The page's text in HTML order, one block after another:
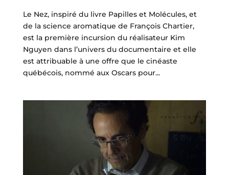
Le Nez, inspiré du livre Papilles et Molécules, et
de la science aromatique de François Chartier,
est la première incursion du réalisateur Kim
Nguyen dans l’univers du documentaire et elle
est attribuable à une offre que le cinéaste
québécois, nommé aux Oscars pour...